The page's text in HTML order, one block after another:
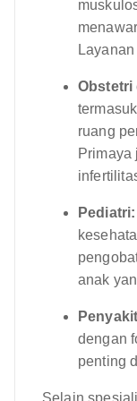
Obstetri
ruang
Primaya
Pediatri:
anak
dengan
penting
Selain